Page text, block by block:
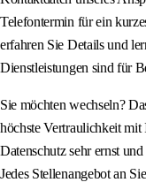
Telefontermin für ein
erfahren Sie Details und
Dienstleistungen sind für
Sie möchten wechseln?
höchste Vertraulichkeit
Datenschutz sehr ernst
Jedes Stellenangebot an